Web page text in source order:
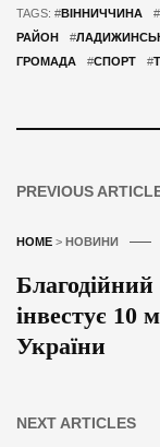
TAGS: #ВІННИЧЧИНА #
РАЙОН
#
ГРОМАДА
#СПОРТ #
PREVIOUS
HOME > НОВИНИ
інвестує 10
України
NEXT ARTICLES